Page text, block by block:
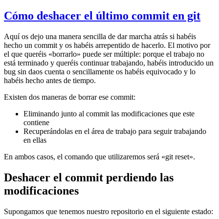
Cómo deshacer el último commit en git
Aquí os dejo una manera sencilla de dar marcha atrás si habéis
hecho un commit y os habéis arrepentido de hacerlo. El motivo por
el que queréis «borrarlo» puede ser múltiple: porque el trabajo no
está terminado y queréis continuar trabajando, habéis introducido un
bug sin daos cuenta o sencillamente os habéis equivocado y lo
habéis hecho antes de tiempo.
Existen dos maneras de borrar ese commit:
Eliminando junto al commit las modificaciones que este
contiene
Recuperándolas en el área de trabajo para seguir trabajando
en ellas
En ambos casos, el comando que utilizaremos será «git reset».
Deshacer el commit perdiendo las
modificaciones
Supongamos que tenemos nuestro repositorio en el siguiente estado: